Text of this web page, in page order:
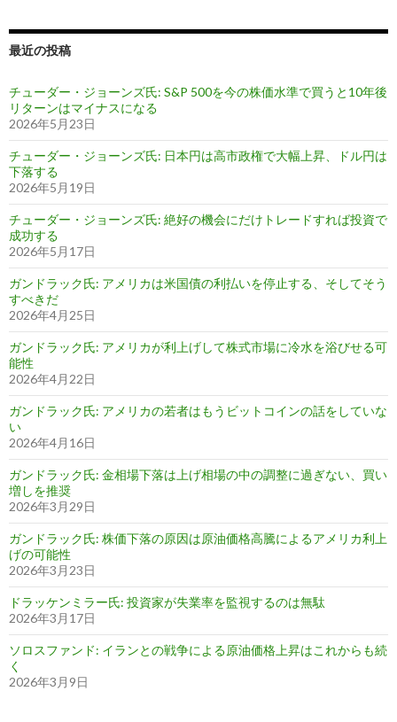
最近の投稿
チューダー・ジョーンズ氏: S&P 500を今の株価水準で買うと10年後
リターンはマイナスになる
2026年5月23日
チューダー・ジョーンズ氏: 日本円は高市政権で大幅上昇、ドル円は
下落する
2026年5月19日
チューダー・ジョーンズ氏: 絶好の機会にだけトレードすれば投資で
成功する
2026年5月17日
ガンドラック氏: アメリカは米国債の利払いを停止する、そしてそう
すべきだ
2026年4月25日
ガンドラック氏: アメリカが利上げして株式市場に冷水を浴びせる可
能性
2026年4月22日
ガンドラック氏: アメリカの若者はもうビットコインの話をしていな
い
2026年4月16日
ガンドラック氏: 金相場下落は上げ相場の中の調整に過ぎない、買い
増しを推奨
2026年3月29日
ガンドラック氏: 株価下落の原因は原油価格高騰によるアメリカ利上
げの可能性
2026年3月23日
ドラッケンミラー氏: 投資家が失業率を監視するのは無駄
2026年3月17日
ソロスファンド: イランとの戦争による原油価格上昇はこれからも続
く
2026年3月9日